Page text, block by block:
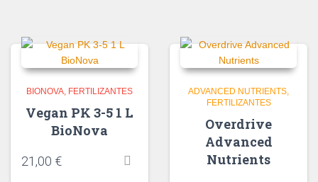
BIONOVA FERTILIZANTES
Vegan PK 3-5 1 L
BioNova
21,00 €
ADVANCED NUTRIENTS
FERTILIZANTES
Overdrive
Advanced
Nutrients